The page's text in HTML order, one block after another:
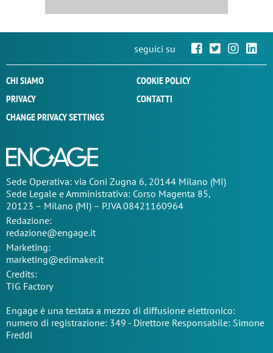
seguici su
CHI SIAMO
COOKIE POLICY
PRIVACY
CONTATTI
CHANGE PRIVACY SETTINGS
Sede Operativa: via Coni Zugna 6, 20144 Milano (MI)
Sede Legale e Amministrativa: Corso Magenta 85,
20123 – Milano (MI) – P.IVA 08421160964
Redazione:
redazione@engage.it
Marketing:
marketing@edimaker.it
Credits:
TIG Factory
Engage è una testata a mezzo di diffusione elettronico:
numero di registrazione: 349 - Direttore Responsabile: Simone
Freddi